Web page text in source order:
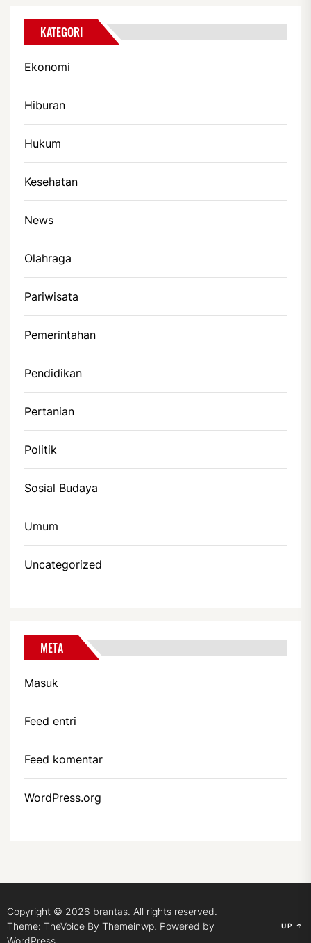
KATEGORI
Ekonomi
Hiburan
Hukum
Kesehatan
News
Olahraga
Pariwisata
Pemerintahan
Pendidikan
Pertanian
Politik
Sosial Budaya
Umum
Uncategorized
META
Masuk
Feed entri
Feed komentar
WordPress.org
Copyright © 2026 brantas. All rights reserved.
Theme: TheVoice By Themeinwp. Powered by
WordPress.
UP ↑